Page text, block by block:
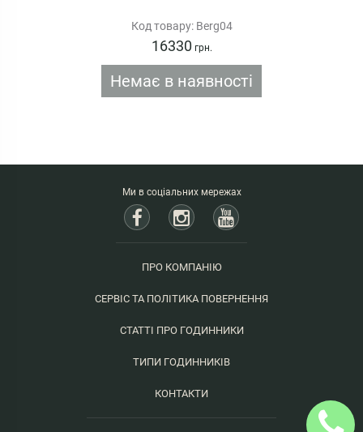
Код товару: Berg04
16330 грн.
Немає в наявності
Ми в соціальних мережах
ПРО КОМПАНІЮ
СЕРВІС ТА ПОЛІТИКА ПОВЕРНЕННЯ
СТАТТІ ПРО ГОДИННИКИ
ТИПИ ГОДИННИКІВ
КОНТАКТИ